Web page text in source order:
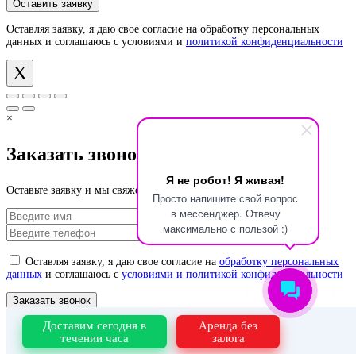
Я не робот! Я живая!
Просто напишите свой вопрос
в мессенджер. Отвечу
максимально с пользой :)
Доставим сегодня в
течении часа
Аренда без
залога
Оставляя заявку, я даю свое согласие на обработку персональных
данных и соглашаюсь с условиями и политикой конфиденциальности
X
×
Заказать звонок
Оставьте заявку и мы свяжемся с Вами в ближайшее время
Оставляя заявку, я даю свое согласие на обработку персональных
данных и соглашаюсь с условиями и политикой конфиденциальности
Оставляя заявку, я даю свое согласие на обработку персональных
данных и соглашаюсь с условиями и
политикой конфиденциальности